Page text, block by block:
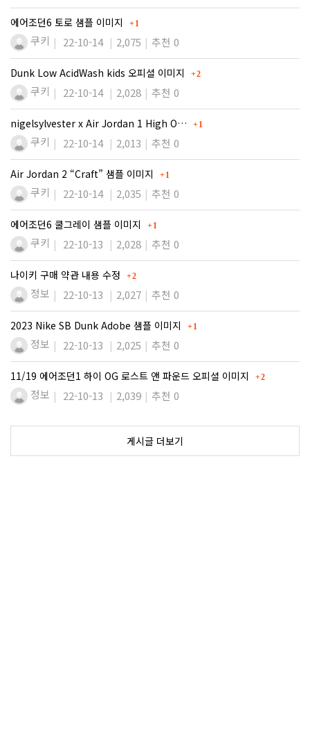
에어조던6 토로 샘플 이미지 댓글
1
쿠키 22-10-14 2,075 추천 0
Dunk Low AcidWash kids 오피셜 이미지 댓글
2
쿠키 22-10-14 2,028 추천 0
nigelsylvester x Air Jordan 1 High O… 댓글
1
쿠키 22-10-14 2,013 추천 0
Air Jordan 2 “Craft” 샘플 이미지 댓글
1
쿠키 22-10-14 2,035 추천 0
에어조던6 쿨그레이 샘플 이미지 댓글
1
쿠키 22-10-13 2,028 추천 0
나이키 구매 약관 내용 수정 댓글
2
정보 22-10-13 2,027 추천 0
2023 Nike SB Dunk Adobe 샘플 이미지 댓글
1
정보 22-10-13 2,025 추천 0
11/19 에어조던1 하이 OG 로스트 앤 파운드 오피셜 이미지 댓글
2
정보 22-10-13 2,039 추천 0
게시글 더보기